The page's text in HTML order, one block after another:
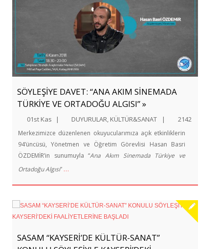
SÖYLEŞİYE DAVET: “ANA AKIM SİNEMADA
TÜRKİYE VE ORTADOĞU ALGISI” »
01st Kas | DUYURULAR, KÜLTÜR&SANAT | 2142
Merkezimizce düzenlenen okuyucularımıza açık etkinliklerin
94’üncüsü, Yönetmen ve Öğretim Görevlisi Hasan Basri
ÖZDEMİR’in sunumuyla “Ana Akım Sinemada Türkiye ve
Ortadoğu Algısı” …
SASAM “KAYSERİ’DE KÜLTÜR-SANAT”